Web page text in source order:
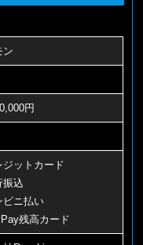
ン
円
ジットカード
振込
ビニ払い
残高カード